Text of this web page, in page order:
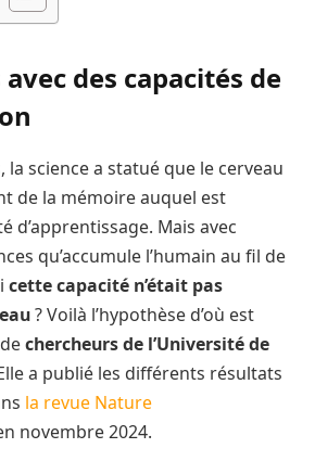
des capacités de
science a statué que le cerveau
de la mémoire auquel est
d’apprentissage. Mais avec
qu’accumule l’humain au fil de
cette capacité n’était pas
? Voilà l’hypothèse d’où est
chercheurs de l’Université de
a publié les différents résultats
la revue Nature
novembre 2024.